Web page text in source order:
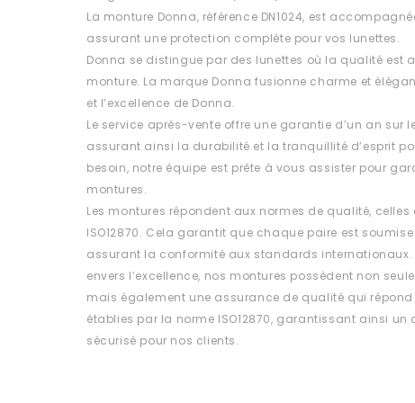
La monture Donna, référence DN1024, est
assurant une protection complète pour vos lunettes.
Donna se distingue par des lunettes où la qualité est
monture. La marque Donna fusionne charme et
et l’excellence de Donna.
Le service après-vente offre une garantie d’un an sur
assurant ainsi la durabilité et la tranquillité d’esprit
besoin, notre équipe est prête à vous assister pour
montures.
Les montures répondent aux normes de qualité,
ISO12870. Cela garantit que chaque paire est
assurant la conformité aux standards
envers l’excellence, nos montures possèdent non
mais également une assurance de qualité qui répond
établies par la norme ISO12870, garantissant ainsi un
sécurisé pour nos clients.